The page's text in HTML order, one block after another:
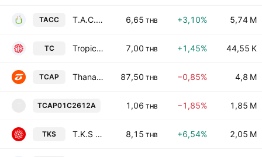
TACC T.A.C. Consumer Public Co. Ltd. 6,65 THB +3,10% 5,74 M
TC Tropical Canning (Thailand) Public Co. Ltd. 7,00 THB +1,45% 44,55 K
TCAP Thanachart Capital Public Co., Ltd. 87,50 THB −0,85% 4,8 M
TCAP01C2612A Bualuang Securities Public Company
1,06 THB −1,85% 1,85 M
TKS T.K.S Technologies Public Co. Ltd. 8,15 THB +6,54% 2,05 M